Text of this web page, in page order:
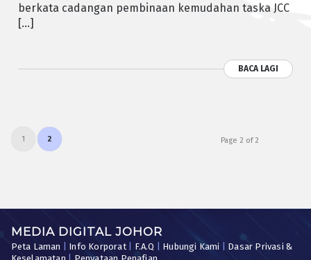
berkata cadangan pembinaan kemudahan taska JCC
[…]
BACA LAGI
Page 2 of 2
1 2
MEDIA DIGITAL JOHOR
Peta Laman Info Korporat| F.A.Q Hubungi Kami
Dasar Privasi &